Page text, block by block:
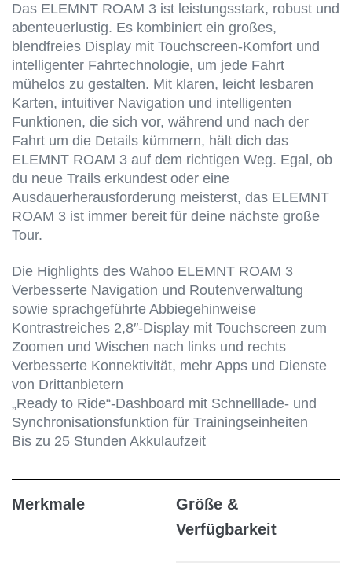
Das ELEMNT ROAM 3 ist leistungsstark, robust und
abenteuerlustig. Es kombiniert ein großes,
blendfreies Display mit Touchscreen-Komfort und
intelligenter Fahrtechnologie, um jede Fahrt
mühelos zu gestalten. Mit klaren, leicht lesbaren
Karten, intuitiver Navigation und intelligenten
Funktionen, die sich vor, während und nach der
Fahrt um die Details kümmern, hält dich das
ELEMNT ROAM 3 auf dem richtigen Weg. Egal, ob
du neue Trails erkundest oder eine
Ausdauerherausforderung meisterst, das ELEMNT
ROAM 3 ist immer bereit für deine nächste große
Tour.
Die Highlights des Wahoo ELEMNT ROAM 3
Verbesserte Navigation und Routenverwaltung
sowie sprachgeführte Abbiegehinweise
Kontrastreiches 2,8″-Display mit Touchscreen zum
Zoomen und Wischen nach links und rechts
Verbesserte Konnektivität, mehr Apps und Dienste
von Drittanbietern
„Ready to Ride“-Dashboard mit Schnelllade- und
Synchronisationsfunktion für Trainingseinheiten
Bis zu 25 Stunden Akkulaufzeit
Merkmale
Größe &
Verfügbarkeit